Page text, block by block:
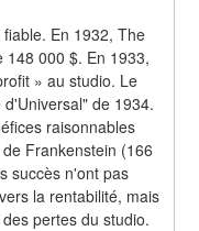
En 1932, The
148 000 $. En 1933,
» au studio. Le
de 1934.
raisonnables
Frankenstein (166
succès n'ont pas
la rentabilité, mais
pertes du studio.